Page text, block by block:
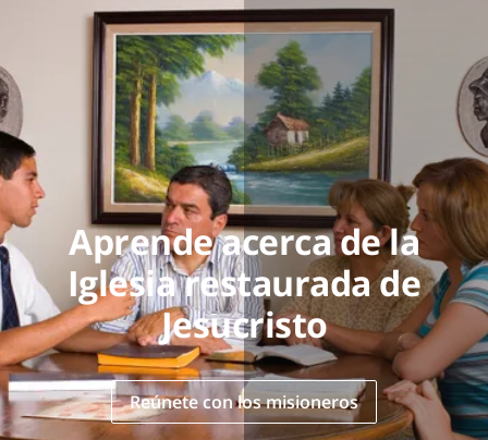
Aprende acerca de la
Iglesia restaurada de
Jesucristo
Reúnete con los misioneros